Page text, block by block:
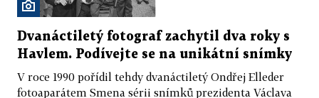
Dvanáctiletý fotograf zachytil dva roky s
Havlem. Podívejte se na unikátní snímky
V roce 1990 pořídil tehdy dvanáctiletý Ondřej Elleder
fotoaparátem Smena sérii snímků prezidenta Václava